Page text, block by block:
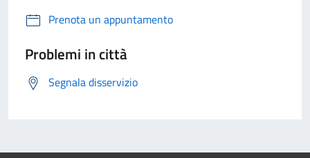
Prenota un appuntamento
Problemi in città
Segnala disservizio